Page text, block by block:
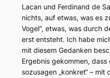
Lacan und Ferdinand de
nichts, auf etwas, was es
Vogel“, etwas, was durch
erst entsteht. Ich habe
mit diesem Gedanken
Ergebnis gekommen, dass
sozusagen „konkret“ –